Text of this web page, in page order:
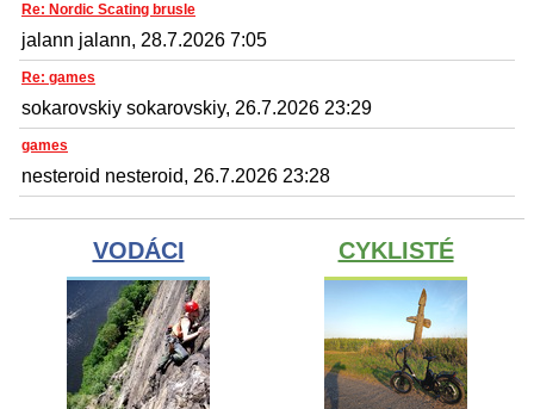
Re: Nordic Scating brusle
jalann jalann, 28.7.2026 7:05
Re: games
sokarovskiy sokarovskiy, 26.7.2026 23:29
games
nesteroid nesteroid, 26.7.2026 23:28
VODÁCI CYKLISTÉ